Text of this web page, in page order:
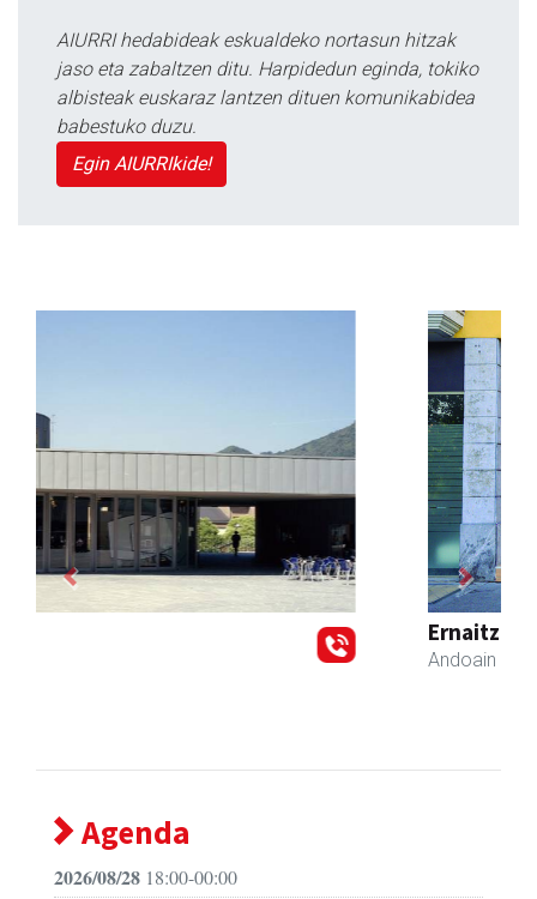
AIURRI hedabideak eskualdeko nortasun hitzak
jaso eta zabaltzen ditu. Harpidedun eginda, tokiko
albisteak euskaraz lantzen dituen komunikabidea
babestuko duzu.
Egin AIURRIkide!
Previous Next
Agenda
2026/08/28 18:00-00:00